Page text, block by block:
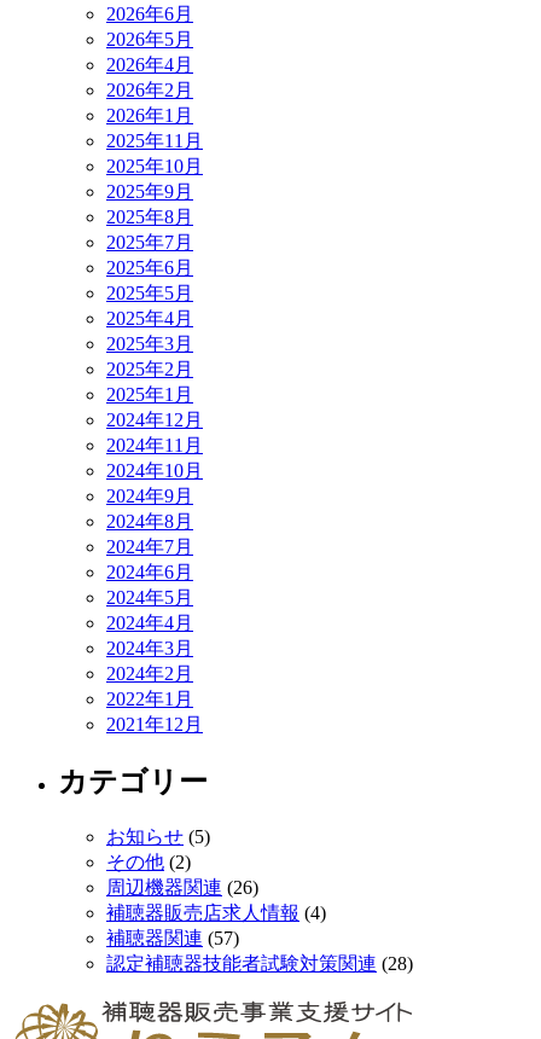
2026年6月
2026年5月
2026年4月
2026年2月
2026年1月
2025年11月
2025年10月
2025年9月
2025年8月
2025年7月
2025年6月
2025年5月
2025年4月
2025年3月
2025年2月
2025年1月
2024年12月
2024年11月
2024年10月
2024年9月
2024年8月
2024年7月
2024年6月
2024年5月
2024年4月
2024年3月
2024年2月
2022年1月
2021年12月
カテゴリー
お知らせ (5)
その他 (2)
周辺機器関連 (26)
補聴器販売店求人情報 (4)
補聴器関連 (57)
認定補聴器技能者試験対策関連 (28)